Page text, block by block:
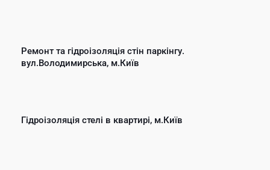
Ремонт та гідроізоляція стін паркінгу.
вул.Володимирська, м.Київ
Гідроізоляція стелі в квартирі, м.Київ